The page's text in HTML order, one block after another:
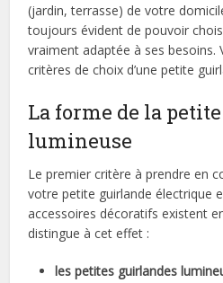
(jardin, terrasse) de votre
toujours évident de pouvoir
vraiment adaptée à ses besoins.
critères de choix d’une petite
La forme de la
lumineuse
Le premier critère à prendre en
votre petite guirlande électrique
accessoires décoratifs existent
distingue à cet effet :
les petites guirlandes